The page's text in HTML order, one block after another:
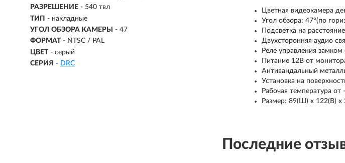
РАЗРЕШЕНИЕ - 540 твл
ТИП - накладные
УГОЛ ОБЗОРА КАМЕРЫ
- 47
ФОРМАТ - NTSC / PAL
ЦВЕТ - серый
СЕРИЯ - DRC
Цветная видеокамера
Угол обзора: 47°(по
Подсветка на
Двухсторонняя аудио
Реле управления
Питание 12В от
Антивандальный
Установка на
Рабочая температура от
Размер: 89(Ш) х 122(В) х
Последние